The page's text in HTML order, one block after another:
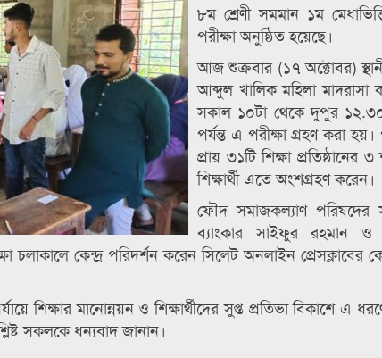
৮ম শ্রেণী সমমান ১ম
পরীক্ষা অনুষ্ঠিত হয়েছে।
আজ শুক্রবার (১৭ অক্টোবর)
আব্দুল খালিক মহিলা মাদরাসা
সকাল ১০টা থেকে দুপুর
পর্যন্ত এ পরীক্ষা গ্রহণ করা হয়।
প্রায় ৩১টি শিক্ষা প্রতিষ্ঠানের
শিক্ষার্থী এতে অংশগ্রহণ করেন।
ফৌদ সমাজকল্যাণ পরিষদের
ব্যাংকার সাইফুর রহমান ও
কেন্দ্র পরিদর্শন করেন সিলেট অনলাইন প্রেসক্লাবের
শিক্ষার মানোন্নয়ন ও শিক্ষার্থীদের সুপ্ত প্রতিভা বিকাশে এ
সকলকে ধন্যবাদ জানান।